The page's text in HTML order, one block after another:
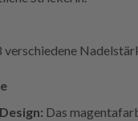
verschiedene
Das